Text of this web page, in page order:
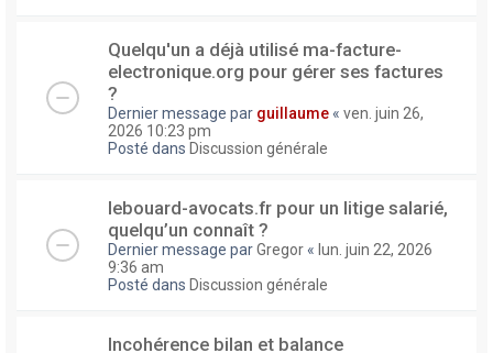
Quelqu'un a déjà utilisé ma-facture-
electronique.org pour gérer ses factures
?
Dernier message par guillaume « ven. juin 26,
2026 10:23 pm
Posté dans Discussion générale
lebouard-avocats.fr pour un litige salarié,
quelqu’un connaît ?
Dernier message parGregor « lun. juin 22, 2026
9:36 am
Posté dans Discussion générale
Incohérence bilan et balance